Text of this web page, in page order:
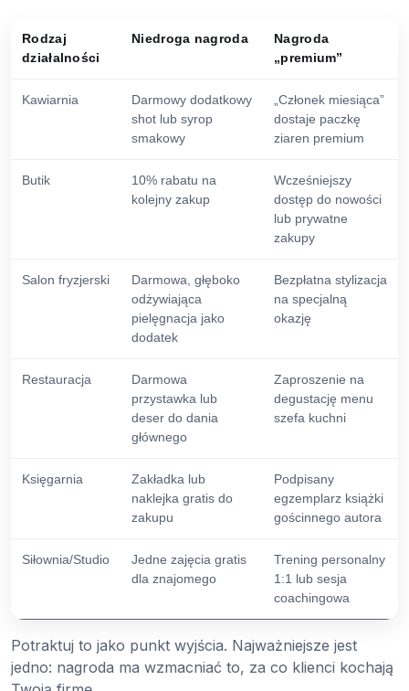
Rodzaj
działalności
Niedroga nagroda
Nagroda
„premium”
Kawiarnia
Darmowy dodatkowy
shot lub syrop
smakowy
„Członek miesiąca”
dostaje paczkę
ziaren premium
Butik
10% rabatu na
kolejny zakup
Wcześniejszy
dostęp do nowości
lub prywatne
zakupy
Salon fryzjerski
Darmowa, głęboko
odżywiająca
pielęgnacja jako
dodatek
Bezpłatna stylizacja
na specjalną
okazję
Restauracja
Darmowa
przystawka lub
deser do dania
głównego
Zaproszenie na
degustację menu
szefa kuchni
Księgarnia
Zakładka lub
naklejka gratis do
zakupu
Podpisany
egzemplarz książki
gościnnego autora
Siłownia/Studio
Jedne zajęcia gratis
dla znajomego
Trening personalny
1:1 lub sesja
coachingowa
Potraktuj to jako punkt wyjścia. Najważniejsze jest
jedno: nagroda ma wzmacniać to, za co klienci kochają